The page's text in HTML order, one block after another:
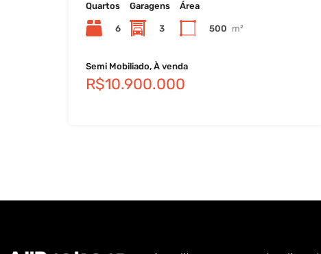
Quartos
6
Garagens
3
Área
500 m²
Semi Mobiliado, À venda
R$10.900.000